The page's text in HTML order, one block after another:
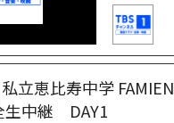
立恵比寿中学
生中継 DAY1